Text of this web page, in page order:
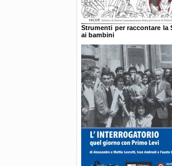
Strumenti per raccontare la
ai bambini